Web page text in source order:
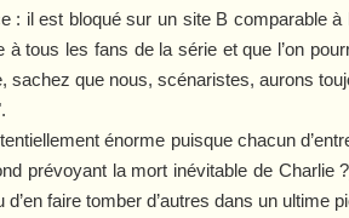
: il est bloqué sur un site B comparable à
tous les fans de la série et que l’on
que nous, scénaristes, aurons
énorme puisque chacun
prévoyant la mort inévitable de Charlie
faire tomber d’autres dans un ultime